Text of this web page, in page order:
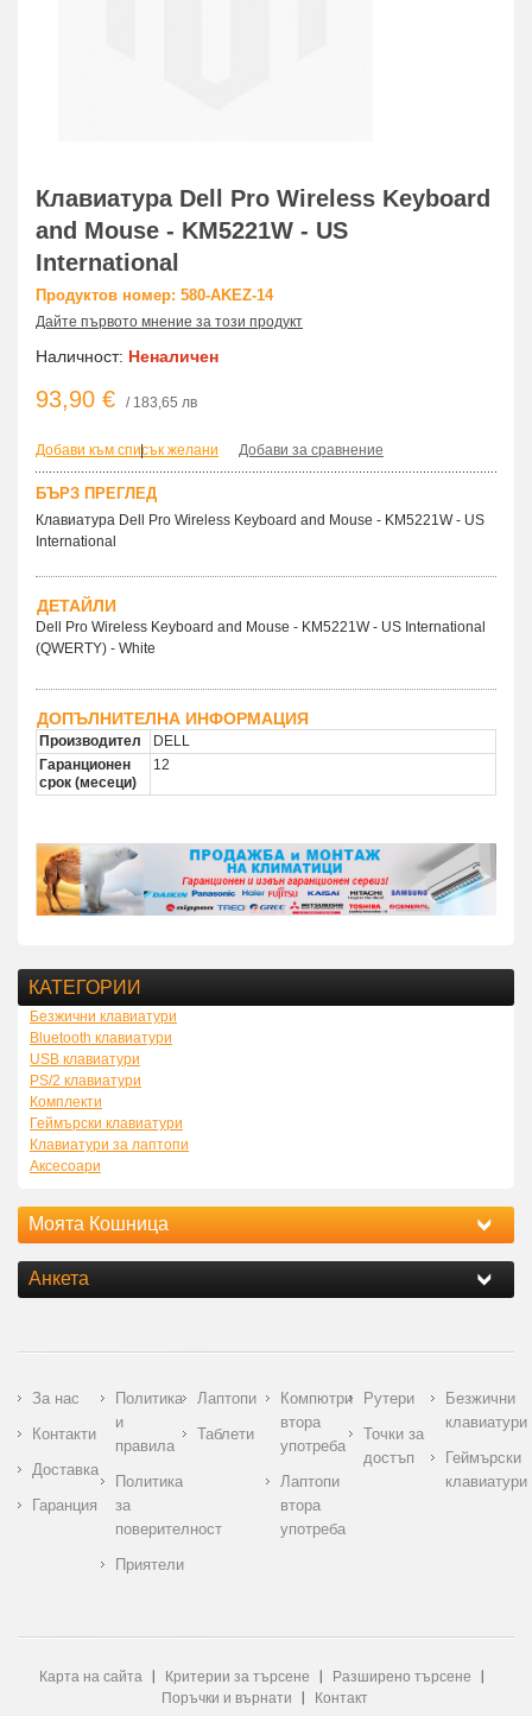
Клавиатура Dell Pro Wireless Keyboard
and Mouse - KM5221W - US
International
Продуктов номер: 580-AKEZ-14
Дайте първото мнение за този продукт
Наличност: Неналичен
93,90 € / 183,65 лв
Добави към списък желани
| Добави за сравнение
БЪРЗ ПРЕГЛЕД
Клавиатура Dell Pro Wireless Keyboard and Mouse - KM5221W - US
International
ДЕТАЙЛИ
Dell Pro Wireless Keyboard and Mouse - KM5221W - US International
(QWERTY) - White
ДОПЪЛНИТЕЛНА ИНФОРМАЦИЯ
Производител
DELL
Гаранционен
срок (месеци)
12
КАТЕГОРИИ
Безжични клавиатури
Bluetooth клавиатури
USB клавиатури
PS/2 клавиатури
Комплекти
Геймърски клавиатури
Клавиатури за лаптопи
Аксесоари
Моята Кошница
Анкета
За нас
Контакти
Доставка
Гаранция
Политика
и
правила
Политика
за
поверителност
Приятели
Лаптопи
Таблети
Компютри
втора
употреба
Лаптопи
втора
употреба
Рутери
Точки за
достъп
Безжични
клавиатури
Геймърски
клавиатури
Карта на сайта Критерии за търсене
Разширено търсене
Поръчки и върнати
Контакт